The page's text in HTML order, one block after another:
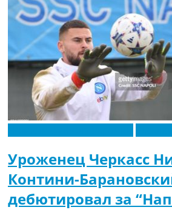
Уроженец Черкасс
Контини-
дебютировал за